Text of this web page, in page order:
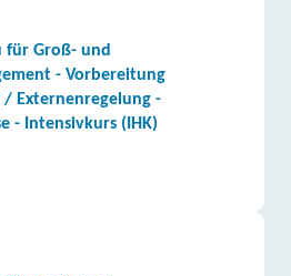
für Groß- und
- Vorbereitung
Externenregelung -
- Intensivkurs (IHK)